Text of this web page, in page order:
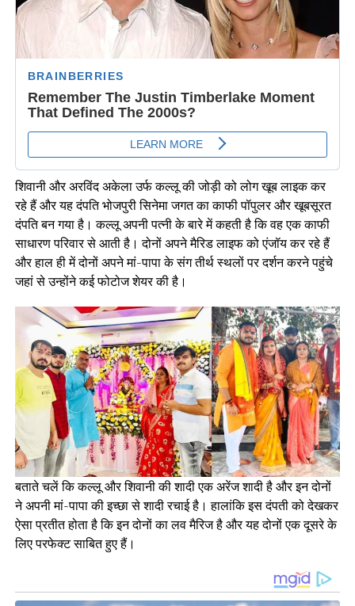
शिवानी और अरविंद अकेला उर्फ कल्लू की जोड़ी को लोग खूब लाइक कर
रहे हैं और यह दंपति भोजपुरी सिनेमा जगत का काफी पॉपुलर और खूबसूरत
दंपति बन गया है। कल्लू अपनी पत्नी के बारे में कहती है कि वह एक काफी
साधारण परिवार से आती है। दोनों अपने मैरिड लाइफ को एंजॉय कर रहे हैं
और हाल ही में दोनों अपने मां-पापा के संग तीर्थ स्थलों पर दर्शन करने पहुंचे
जहां से उन्होंने कई फोटोज शेयर की है।
बताते चलें कि कल्लू और शिवानी की शादी एक अरेंज शादी है और इन दोनों
ने अपनी मां-पापा की इच्छा से शादी रचाई है। हालांकि इस दंपती को देखकर
ऐसा प्रतीत होता है कि इन दोनों का लव मैरिज है और यह दोनों एक दूसरे के
लिए परफेक्ट साबित हुए हैं।